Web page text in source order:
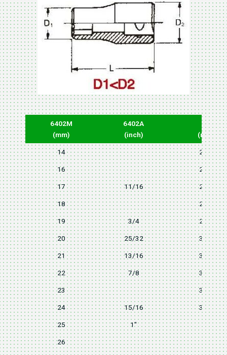
6402M
(mm)
6402A
(inch)
D1
(mm)
14 23.2
16 25.2
17 11/16 27.1
18 28.2
19 3/4 29.2
20 25/32 30.2
21 13/16 31.2
22 7/8 32.2
23 33.2
24 15/16 34.2
25 1" 36
26 37